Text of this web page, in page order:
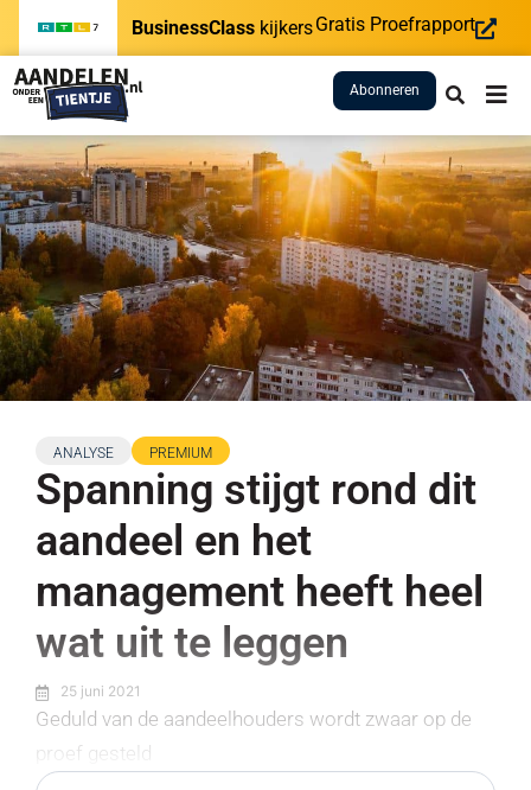
BusinessClass kijkersGratis Proefrapport
Abonneren
ANALYSE PREMIUM
Spanning stijgt rond dit
aandeel en het
management heeft heel
wat uit te leggen
25 juni 2021
Geduld van de aandeelhouders wordt zwaar op de
proef gesteld